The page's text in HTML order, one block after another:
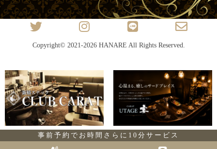
Copyright© 2021-2026 HANARE All Rights Reserved.
事前予約でお時間さらに10分サービス